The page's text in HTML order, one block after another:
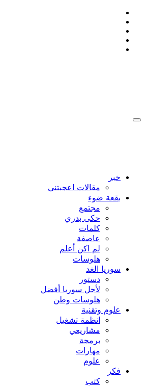
التجاوز
المحتوى
خبر
مقالات اعجبتني
بقعة ضوء
مجتمع
حكى بدري
كلمات
عاصفة
لم اكن أعلم
هلوسات
سوريا الغد
دستور
لأجل سوريا أفضل
هلوسات وطن
علوم وتقنية
انظمة تشغيل
مشاريعي
برمجة
مهارات
علوم
فكر
كتب